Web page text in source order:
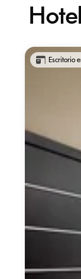
Escritorio